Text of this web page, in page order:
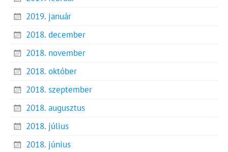
2019. január
2018. december
2018. november
2018. október
2018. szeptember
2018. augusztus
2018. július
2018. június